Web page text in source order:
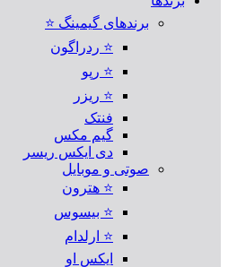
برندهای گیمینگ ⭐
⭐ ردراگون
⭐ رپو
⭐ ریزر
فنتک
گیم مکس
دی ایکس ریسر
صوتی و موبایل
⭐ هترون
⭐ بیسوس
⭐ ارلدام
ایکس او